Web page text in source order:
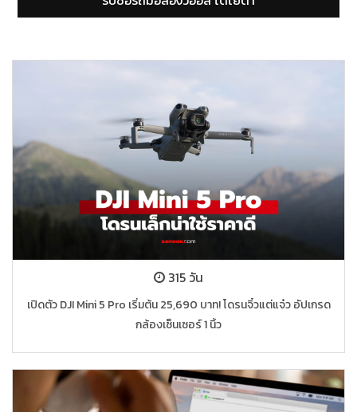
315 วัน
เปิดตัว DJI Mini 5 Pro เริ่มต้น 25,690 บาท! โดรนจิ๋วแต่แจ๋ว อัปเกรด
กล้องเซ็นเซอร์ 1 นิ้ว